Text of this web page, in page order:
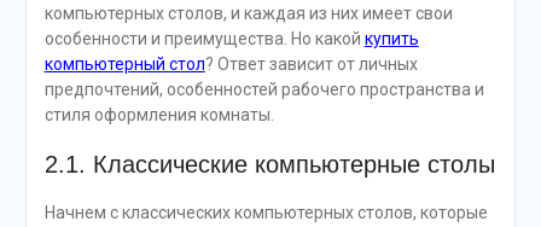
компьютерных столов, и каждая из них имеет свои
особенности и преимущества. Но какой купить
компьютерный стол? Ответ зависит от личных
предпочтений, особенностей рабочего пространства и
стиля оформления комнаты.
2.1. Классические компьютерные столы
Начнем с классических компьютерных столов, которые